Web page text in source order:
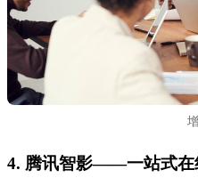
4. 腾讯智影——一站式在